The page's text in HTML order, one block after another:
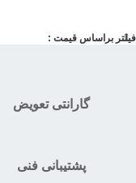
فیلتر براساس قیمت :
گارانتی تعویض
پشتیبانی فنی